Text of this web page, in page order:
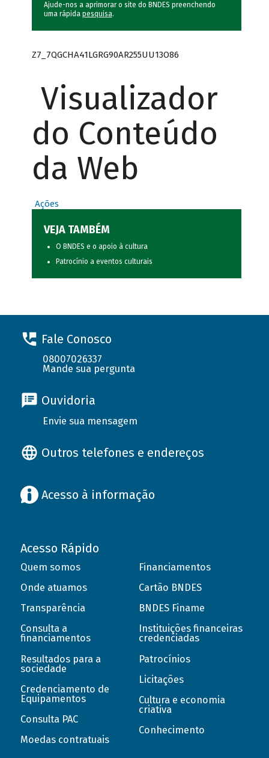
Ajude-nos a aprimorar o site do BNDES preenchendo
uma rápida pesquisa.
Z7_7QGCHA41LGRG90AR255UU13O86
Visualizador
do Conteúdo
da Web
Ações
VEJA TAMBÉM
O BNDES e o apoio à cultura
Patrocínio a eventos culturais
Fale Conosco
08007026337
Mande sua pergunta
Ouvidoria
Envie sua mensagem
Outros telefones e endereços
Acesso à informação
Acesso Rápido
Quem somos
Onde atuamos
Transparência
Consulta a
financiamentos
Resultados para a
sociedade
Credenciamento de
Equipamentos
Consulta PAC
Moedas contratuais
Financiamentos
Cartão BNDES
BNDES Finame
Instituições financeiras
credenciadas
Patrocínios
Licitações
Cultura e economia
criativa
Conhecimento